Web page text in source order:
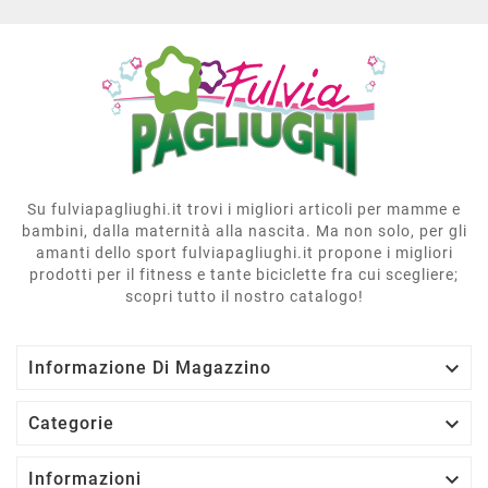
Su fulviapagliughi.it trovi i migliori articoli per mamme e
bambini, dalla maternità alla nascita. Ma non solo, per gli
amanti dello sport fulviapagliughi.it propone i migliori
prodotti per il fitness e tante biciclette fra cui scegliere;
scopri tutto il nostro catalogo!
Informazione Di Magazzino 
Categorie 
Informazioni 